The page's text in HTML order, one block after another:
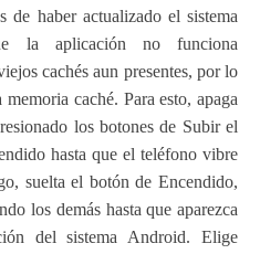
de haber actualizado el sistema
la aplicación no funciona
cachés aun presentes, por lo
caché. Para esto, apaga
los botones de Subir el
hasta que el teléfono vibre
suelta el botón de Encendido,
los demás hasta que aparezca
del sistema Android. Elige